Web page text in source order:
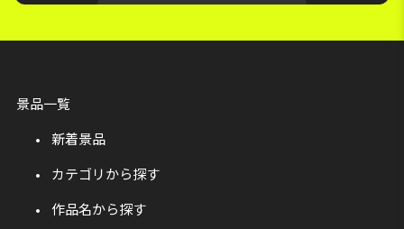
景品一覧
新着景品
カテゴリから探す
作品名から探す